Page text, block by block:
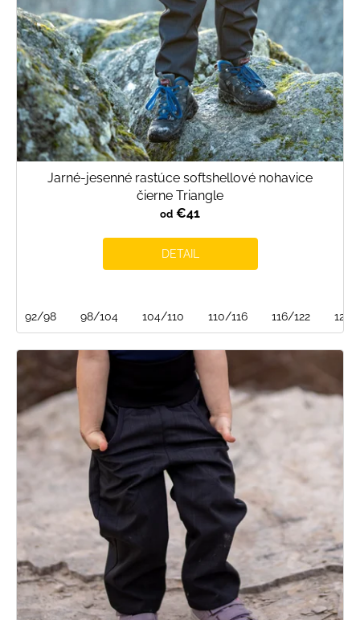
Jarné-jesenné rastúce softshellové nohavice
čierne Triangle
od €41
DETAIL
92/98 98/104 104/110 110/116 116/122 122/